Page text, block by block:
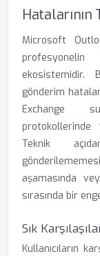
Microsoft
ekosistemidir.
gönderim
Exchange
protokollerinde
Teknik
aşamasında
sırasında bir
Sık
Kullanıcıların